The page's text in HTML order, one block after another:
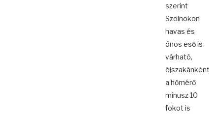
szerint
Szolnokon
havas és
ónos eső is
várható,
éjszakánként
a hőmérő
mínusz 10
fokot is